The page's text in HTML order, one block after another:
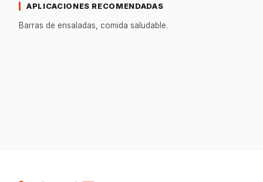
APLICACIONES RECOMENDADAS
Barras de ensaladas, comida saludable.